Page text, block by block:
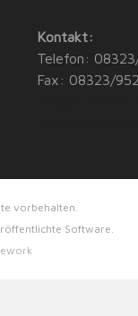
Kontakt:
Telefon:
Fax: 08323/
vorbehalten.
Software.